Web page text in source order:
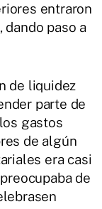
entraron
paso a
de liquidez
parte de
gastos
de algún
era casi
de